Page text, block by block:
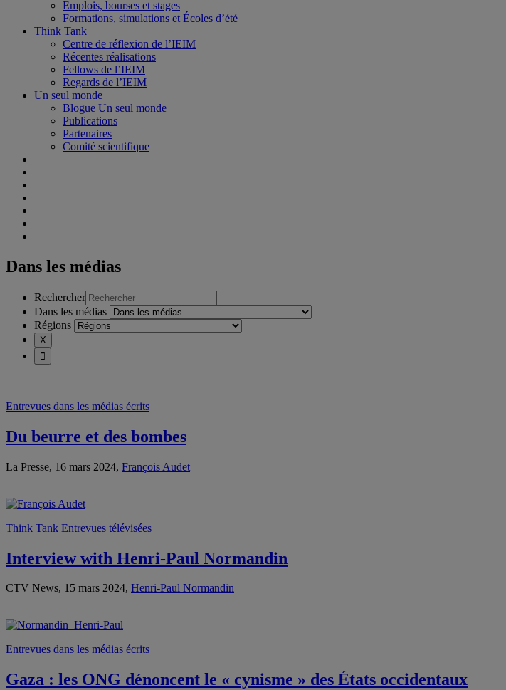
Emplois, bourses et stages
Formations, simulations et Écoles d’été
Think Tank
Centre de réflexion de l’IEIM
Récentes réalisations
Fellows de l’IEIM
Regards de l’IEIM
Un seul monde
Blogue Un seul monde
Publications
Partenaires
Comité scientifique
Dans les médias
Rechercher
Dans les médias
Régions
Entrevues dans les médias écrits
Du beurre et des bombes
La Presse, 16 mars 2024, François Audet
Think Tank Entrevues télévisées
Interview with Henri-Paul Normandin
CTV News, 15 mars 2024, Henri-Paul Normandin
Entrevues dans les médias écrits
Gaza : les ONG dénoncent le « cynisme » des États occidentaux